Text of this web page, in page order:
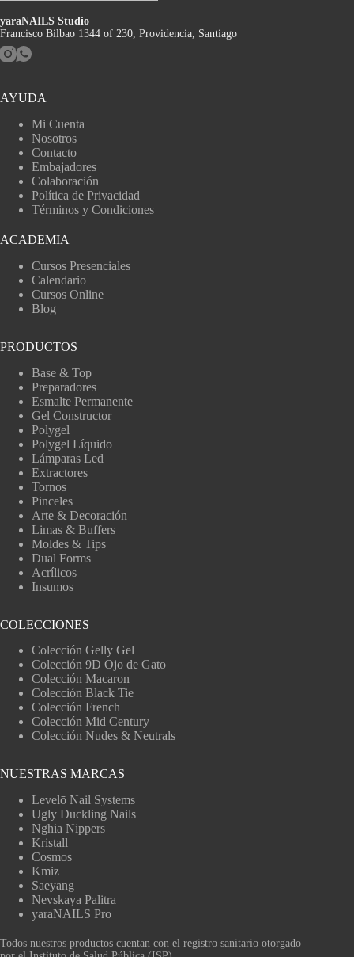
yaraNAILS Studio
Francisco Bilbao 1344 of 230, Providencia, Santiago
AYUDA
Mi Cuenta
Nosotros
Contacto
Embajadores
Colaboración
Política de Privacidad
Términos y Condiciones
ACADEMIA
Cursos Presenciales
Calendario
Cursos Online
Blog
PRODUCTOS
Base & Top
Preparadores
Esmalte Permanente
Gel Constructor
Polygel
Polygel Líquido
Lámparas Led
Extractores
Tornos
Pinceles
Arte & Decoración
Limas & Buffers
Moldes & Tips
Dual Forms
Acrílicos
Insumos
COLECCIONES
Colección Gelly Gel
Colección 9D Ojo de Gato
Colección Macaron
Colección Black Tie
Colección French
Colección Mid Century
Colección Nudes & Neutrals
NUESTRAS MARCAS
Levelō Nail Systems
Ugly Duckling Nails
Nghia Nippers
Kristall
Cosmos
Kmiz
Saeyang
Nevskaya Palitra
yaraNAILS Pro
Todos nuestros productos cuentan con el registro sanitario otorgado